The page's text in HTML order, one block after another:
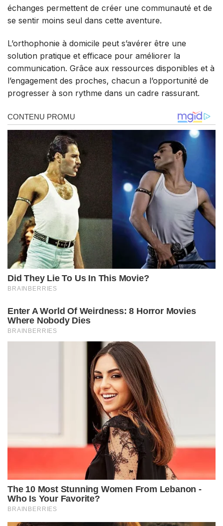
échanges permettent de créer une communauté et de
se sentir moins seul dans cette aventure.
L’orthophonie à domicile peut s’avérer être une
solution pratique et efficace pour améliorer la
communication. Grâce aux ressources disponibles et à
l’engagement des proches, chacun a l’opportunité de
progresser à son rythme dans un cadre rassurant.